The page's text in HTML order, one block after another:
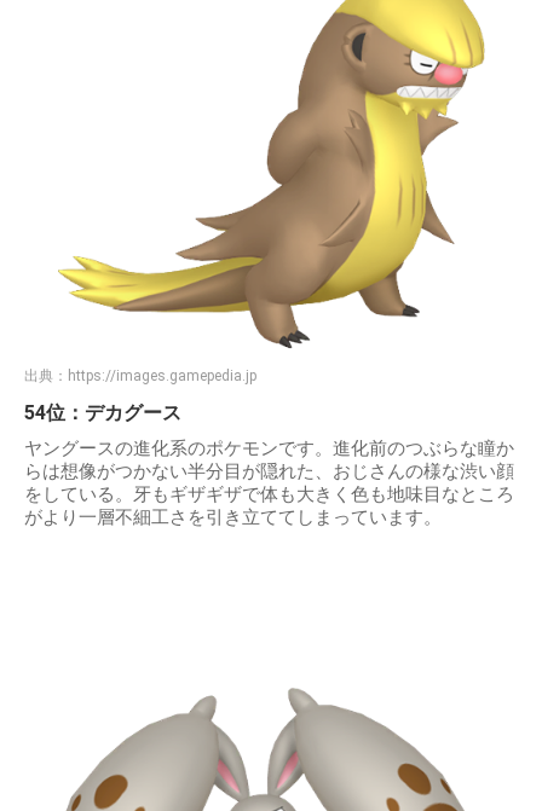
出典： https://images.gamepedia.jp
54位：デカグース
ヤングースの進化系のポケモンです。進化前のつぶらな瞳か
らは想像がつかない半分目が隠れた、おじさんの様な渋い顔
をしている。牙もギザギザで体も大きく色も地味目なところ
がより一層不細工さを引き立ててしまっています。